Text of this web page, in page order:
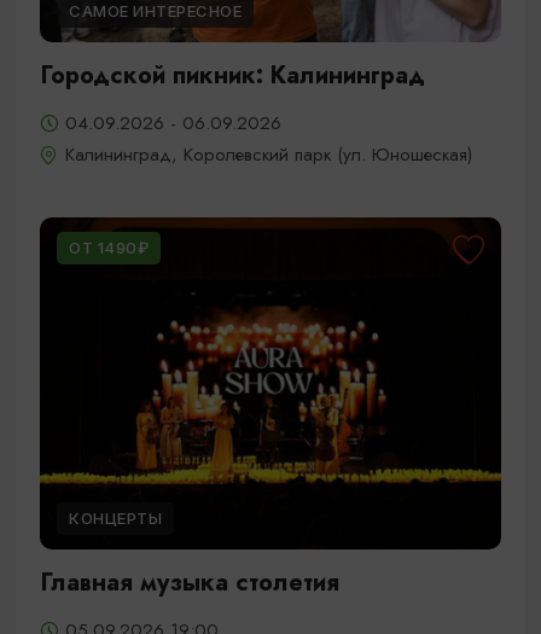
САМОЕ ИНТЕРЕСНОЕ
Городской пикник: Калининград
04.09.2026 - 06.09.2026
Калининград, Королевский парк (ул. Юношеская)
ОТ 1490₽
КОНЦЕРТЫ
Главная музыка столетия